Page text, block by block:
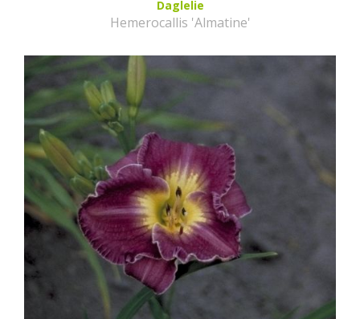
Daglelie
Hemerocallis 'Almatine'